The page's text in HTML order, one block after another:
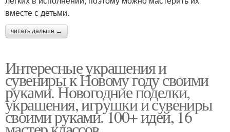
вместе с детьми.
читать дальше →
Интересные украшения и
сувениры к Новому году своими
руками. Новогодние поделки,
украшения, игрушки и сувениры
своими руками. 100+ идей, 16